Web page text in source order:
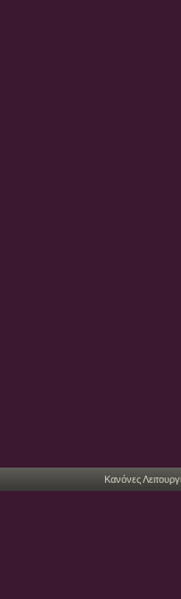
Κανόνες